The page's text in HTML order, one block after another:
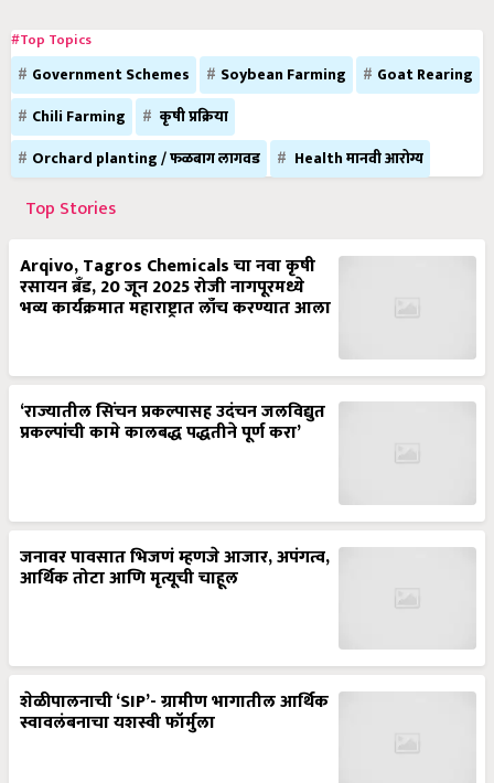
#Top Topics
Government Schemes Soybean Farming
Goat Rearing
Chili Farming
कृषी प्रक्रिया
Orchard planting / फळबाग लागवड
Health मानवी आरोग्य
Top Stories
Arqivo, Tagros Chemicals चा नवा कृषी
रसायन ब्रँड, 20 जून 2025 रोजी नागपूरमध्ये
भव्य कार्यक्रमात महाराष्ट्रात लाँच करण्यात आला
‘राज्यातील सिंचन प्रकल्पासह उदंचन जलविद्युत
प्रकल्पांची कामे कालबद्ध पद्धतीने पूर्ण करा’
जनावर पावसात भिजणं म्हणजे आजार, अपंगत्व,
आर्थिक तोटा आणि मृत्यूची चाहूल
शेळीपालनाची ‘SIP’- ग्रामीण भागातील आर्थिक
स्वावलंबनाचा यशस्वी फॉर्मुला